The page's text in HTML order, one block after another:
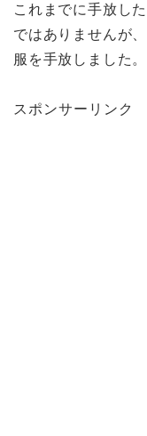
これまでに手放し
ではありませんが
服を手放しました。
スポンサーリンク